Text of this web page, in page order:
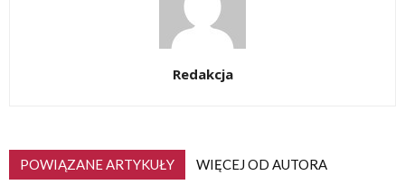
Redakcja
POWIĄZANE ARTYKUŁY WIĘCEJ OD AUTORA